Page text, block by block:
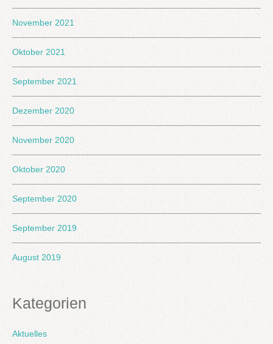
November 2021
Oktober 2021
September 2021
Dezember 2020
November 2020
Oktober 2020
September 2020
September 2019
August 2019
Kategorien
Aktuelles